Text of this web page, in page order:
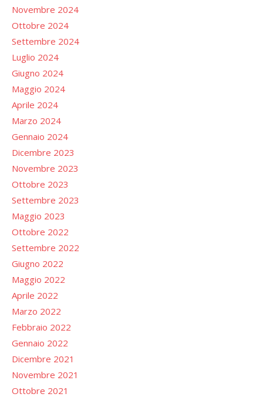
Novembre 2024
Ottobre 2024
Settembre 2024
Luglio 2024
Giugno 2024
Maggio 2024
Aprile 2024
Marzo 2024
Gennaio 2024
Dicembre 2023
Novembre 2023
Ottobre 2023
Settembre 2023
Maggio 2023
Ottobre 2022
Settembre 2022
Giugno 2022
Maggio 2022
Aprile 2022
Marzo 2022
Febbraio 2022
Gennaio 2022
Dicembre 2021
Novembre 2021
Ottobre 2021